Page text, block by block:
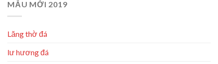
MẪU MỚI 2019
Lăng thờ đá
lư hương đá